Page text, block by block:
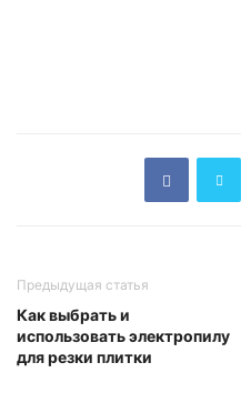
Предыдущая статья
Как выбрать и
использовать электропилу
для резки плитки